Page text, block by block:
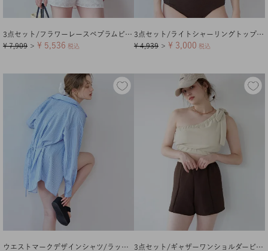
3点セット/フラワーレースペプラムビキニ×ショートパンツ/水着
¥ 7,909 ＞ ¥ 5,536 税込
3点セット/ライトシャーリングトップス付ビキニ/水着【メール便可／100】
¥ 4,939 ＞ ¥ 3,000 税込
ウエストマークデザインシャツ/ラッシュガード【メール便可／100】
3点セット/ギャザーワンショルダービキニ×ショートパンツ/水着